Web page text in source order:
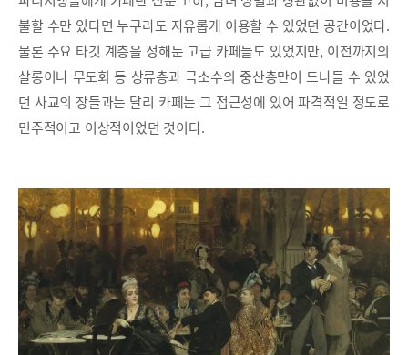
불할 수만 있다면 누구라도 자유롭게 이용할 수 있었던 공간이었다.
물론 주요 타깃 계층을 정해둔 고급 카페들도 있었지만, 이전까지의
살롱이나 무도회 등 상류층과 극소수의 중산층만이 드나들 수 있었
던 사교의 장들과는 달리 카페는 그 접근성에 있어 파격적일 정도로
민주적이고 이상적이었던 것이다.